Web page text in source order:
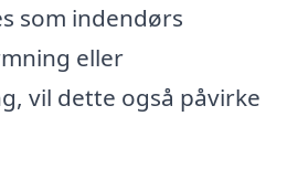
som indendørs
eller
vil dette også påvirke